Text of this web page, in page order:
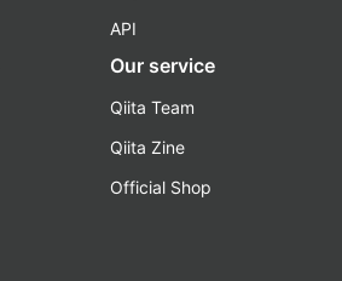
API
Our service
Qiita Team
Qiita Zine
Official Shop